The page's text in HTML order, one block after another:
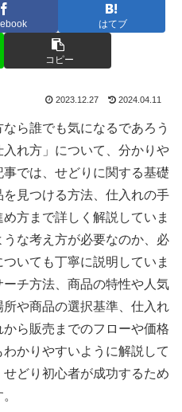
はてブ
コピー
2023.12.27 2024.04.11
ら誰でも気になるであろう
入れ方」について、分かりや
では、せどりに関する基礎
見つける方法、仕入れの手
方まで詳しく解説していま
な考え方が必要なのか、必
いても丁寧に説明していま
チ方法、商品の特性や人気
や商品の選択基準、仕入れ
ら販売までのフローや価格
かりやすいように解説して
どり初心者が成功するため